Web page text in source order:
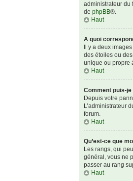
administrateur du
de phpBB®.
Haut
A quoi
Il y a deux
des étoiles ou
unique ou propre
Haut
Comment puis-
Depuis votre
L’administrateur
forum.
Haut
Qu’est-ce que
Les rangs, qui
général, vous ne
passer au rang
Haut